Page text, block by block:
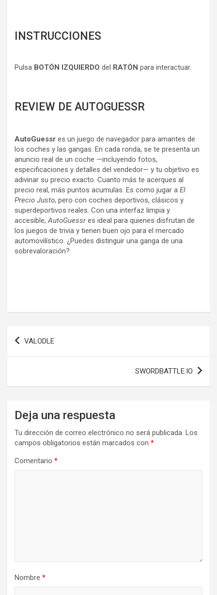
INSTRUCCIONES
Pulsa BOTÓN IZQUIERDO del RATÓN para interactuar.
REVIEW DE AUTOGUESSR
AutoGuessr es un juego de navegador para amantes de
los coches y las gangas. En cada ronda, se te presenta un
anuncio real de un coche —incluyendo fotos,
especificaciones y detalles del vendedor— y tu objetivo es
adivinar su precio exacto. Cuanto más te acerques al
precio real, más puntos acumulas. Es como jugar a El
Precio Justo, pero con coches deportivos, clásicos y
superdeportivos reales. Con una interfaz limpia y
accesible,AutoGuessres ideal para quienes disfrutan de
los juegos de trivia y tienen buen ojo para el mercado
automovilístico. ¿Puedes distinguir una ganga de una
sobrevaloración?
Navegación
VALODLE
SWORDBATTLE.IO
Deja una respuesta
Tu dirección de correo electrónico no será publicada. Los
campos obligatorios están marcados con *
Comentario *
Nombre *